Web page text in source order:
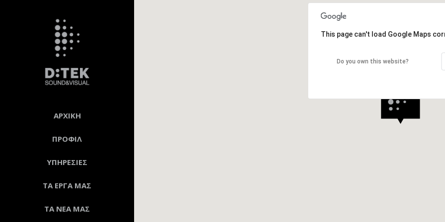
ΑΡΧΙΚΗ
ΠΡΟΦΙΛ
ΥΠΗΡΕΣΙΕΣ
ΤΑ ΕΡΓΑ ΜΑΣ
ΤΑ ΝΕΑ ΜΑΣ
This page can't load Google Maps
Do you own this website?